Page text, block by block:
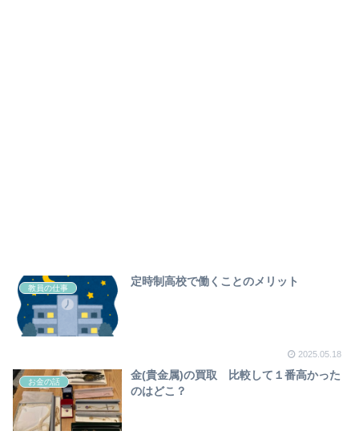
教員の仕事
定時制高校で働くことのメリット
2025.05.18
お金の話
金(貴金属)の買取 比較して１番高かった
のはどこ？